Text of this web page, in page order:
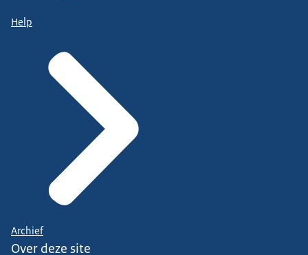
Help
Archief
Over deze site